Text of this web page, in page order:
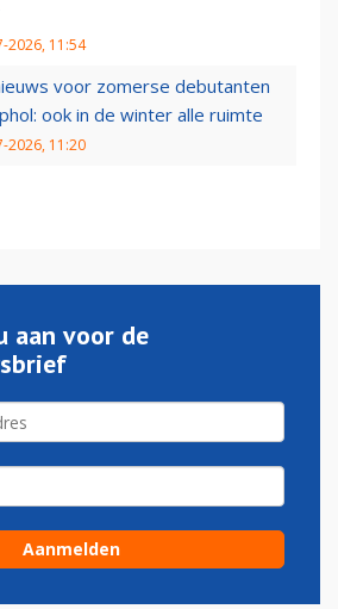
2026, 11:54
voor zomerse debutanten
ook in de winter alle ruimte
2026, 11:20
aan voor de